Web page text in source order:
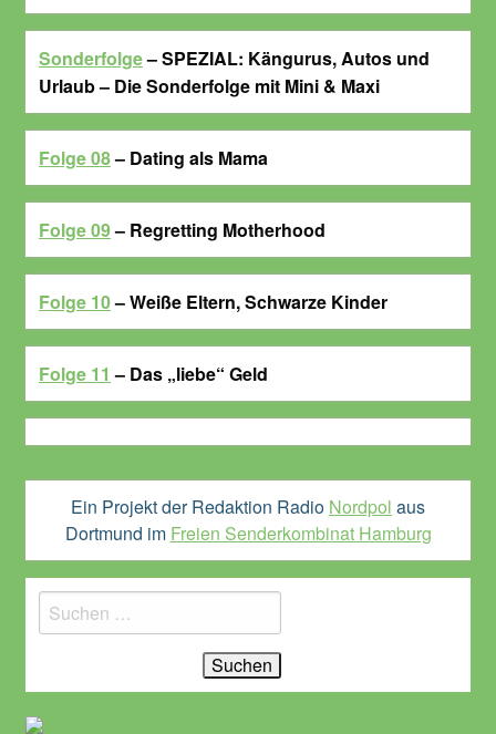
Sonderfolge– SPEZIAL: Kängurus, Autos und
Urlaub – Die Sonderfolge mit Mini & Maxi
Folge 08– Dating als Mama
Folge 09– Regretting Motherhood
Folge 10– Weiße Eltern, Schwarze Kinder
Folge 11 – Das „liebe“ Geld
Ein Projekt der Redaktion Radio Nordpol aus
Dortmund im Freien Senderkombinat Hamburg
nach: